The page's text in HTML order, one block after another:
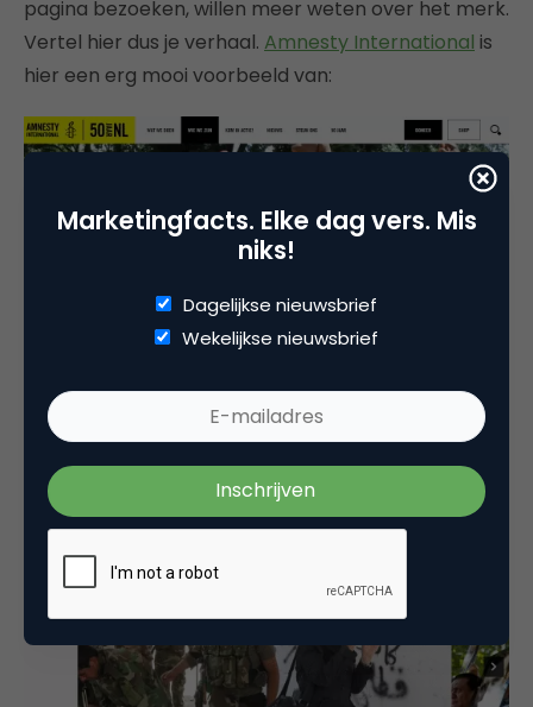
pagina bezoeken, willen meer weten over het merk.
Vertel hier dus je verhaal. Amnesty International is
hier een erg mooi voorbeeld van:
Marketingfacts. Elke dag vers. Mis
niks!
Dagelijkse nieuwsbrief
Wekelijkse nieuwsbrief